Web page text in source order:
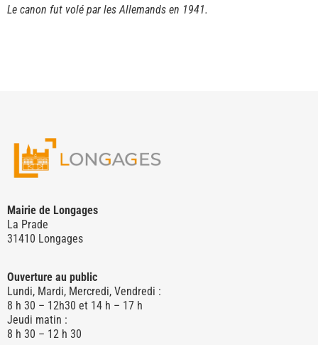
Le canon fut volé par les Allemands en 1941.
Mairie de Longages
La Prade
31410 Longages
Ouverture au public
Lundi, Mardi, Mercredi, Vendredi :
8 h 30 – 12h30 et 14 h – 17 h
Jeudi matin :
8 h 30 – 12 h 30